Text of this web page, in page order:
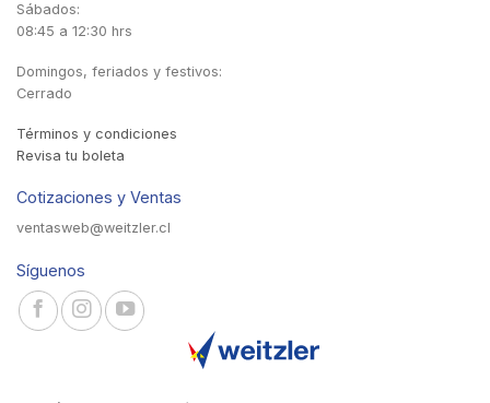
Sábados:
08:45 a 12:30 hrs
Domingos, feriados y festivos:
Cerrado
Términos y condiciones
Revisa tu boleta
Cotizaciones y Ventas
ventasweb@weitzler.cl
Síguenos